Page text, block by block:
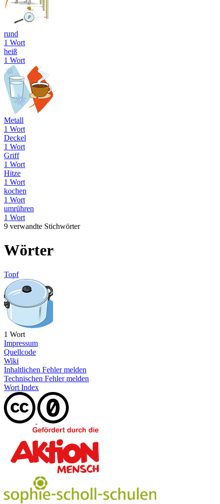
rund
1 Wort
heiß
1 Wort
Metall
1 Wort
Deckel
1 Wort
Griff
1 Wort
Hitze
1 Wort
kochen
1 Wort
umrühren
1 Wort
9 verwandte Stichwörter
Wörter
Topf
1 Wort
Impressum
Quellcode
Wiki
Inhaltlichen Fehler melden
Technischen Fehler melden
Wort Index